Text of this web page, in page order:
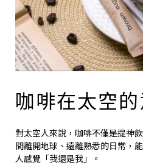
咖啡在太空
對太空人來說，咖啡不僅是提神
間離開地球、遠離熟悉的日常，
人感覺「我還是我」。